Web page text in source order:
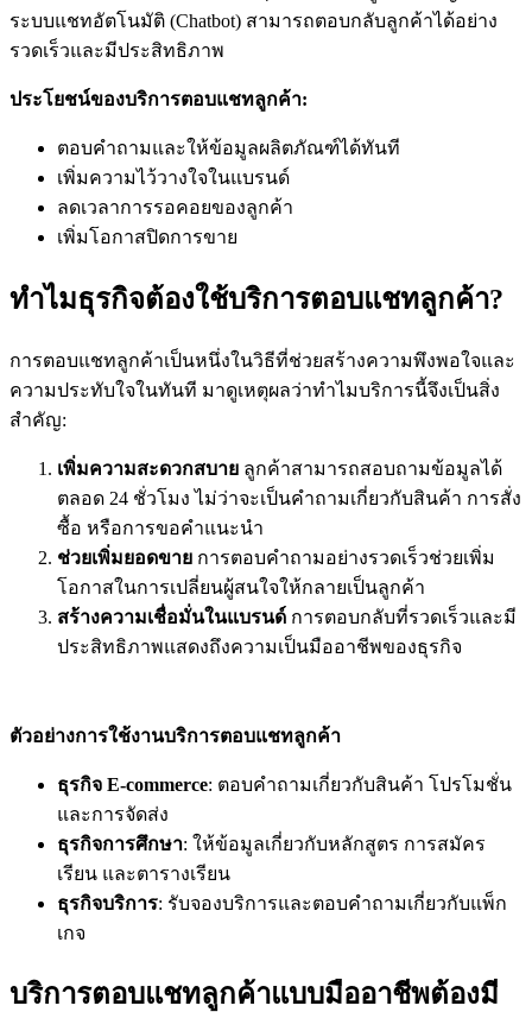
ระบบแชทอัตโนมัติ (Chatbot) สามารถตอบกลับลูกค้าได้อย่าง
รวดเร็วและมีประสิทธิภาพ
ประโยชน์ของบริการตอบแชทลูกค้า:
ตอบคำถามและให้ข้อมูลผลิตภัณฑ์ได้ทันที
เพิ่มความไว้วางใจในแบรนด์
ลดเวลาการรอคอยของลูกค้า
เพิ่มโอกาสปิดการขาย
ทำไมธุรกิจต้องใช้บริการตอบแชทลูกค้า?
การตอบแชทลูกค้าเป็นหนึ่งในวิธีที่ช่วยสร้างความพึงพอใจและ
ความประทับใจในทันที มาดูเหตุผลว่าทำไมบริการนี้จึงเป็นสิ่ง
สำคัญ:
เพิ่มความสะดวกสบาย ลูกค้าสามารถสอบถามข้อมูลได้
ตลอด 24 ชั่วโมง ไม่ว่าจะเป็นคำถามเกี่ยวกับสินค้า การสั่ง
ซื้อ หรือการขอคำแนะนำ
ช่วยเพิ่มยอดขาย การตอบคำถามอย่างรวดเร็วช่วยเพิ่ม
โอกาสในการเปลี่ยนผู้สนใจให้กลายเป็นลูกค้า
สร้างความเชื่อมั่นในแบรนด์ การตอบกลับที่รวดเร็วและมี
ประสิทธิภาพแสดงถึงความเป็นมืออาชีพของธุรกิจ
ตัวอย่างการใช้งานบริการตอบแชทลูกค้า
ธุรกิจ E-commerce: ตอบคำถามเกี่ยวกับสินค้า โปรโมชั่น
และการจัดส่ง
ธุรกิจการศึกษา: ให้ข้อมูลเกี่ยวกับหลักสูตร การสมัคร
เรียน และตารางเรียน
ธุรกิจบริการ: รับจองบริการและตอบคำถามเกี่ยวกับแพ็ก
เกจ
บริการตอบแชทลูกค้าแบบมืออาชีพต้องมี